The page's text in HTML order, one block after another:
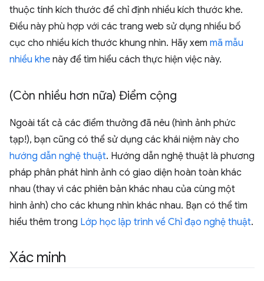
thuộc tính kích thước để chỉ định nhiều kích thước khe.
Điều này phù hợp với các trang web sử dụng nhiều bố
cục cho nhiều kích thước khung nhìn. Hãy xem mã mẫu
nhiều khe này để tìm hiểu cách thực hiện việc này.
(Còn nhiều hơn nữa) Điểm cộng
Ngoài tất cả các điểm thưởng đã nêu (hình ảnh phức
tạp!), bạn cũng có thể sử dụng các khái niệm này cho
hướng dẫn nghệ thuật. Hướng dẫn nghệ thuật là phương
pháp phân phát hình ảnh có giao diện hoàn toàn khác
nhau (thay vì các phiên bản khác nhau của cùng một
hình ảnh) cho các khung nhìn khác nhau. Bạn có thể tìm
hiểu thêm trong Lớp học lập trình về Chỉ đạo nghệ thuật.
Xác minh